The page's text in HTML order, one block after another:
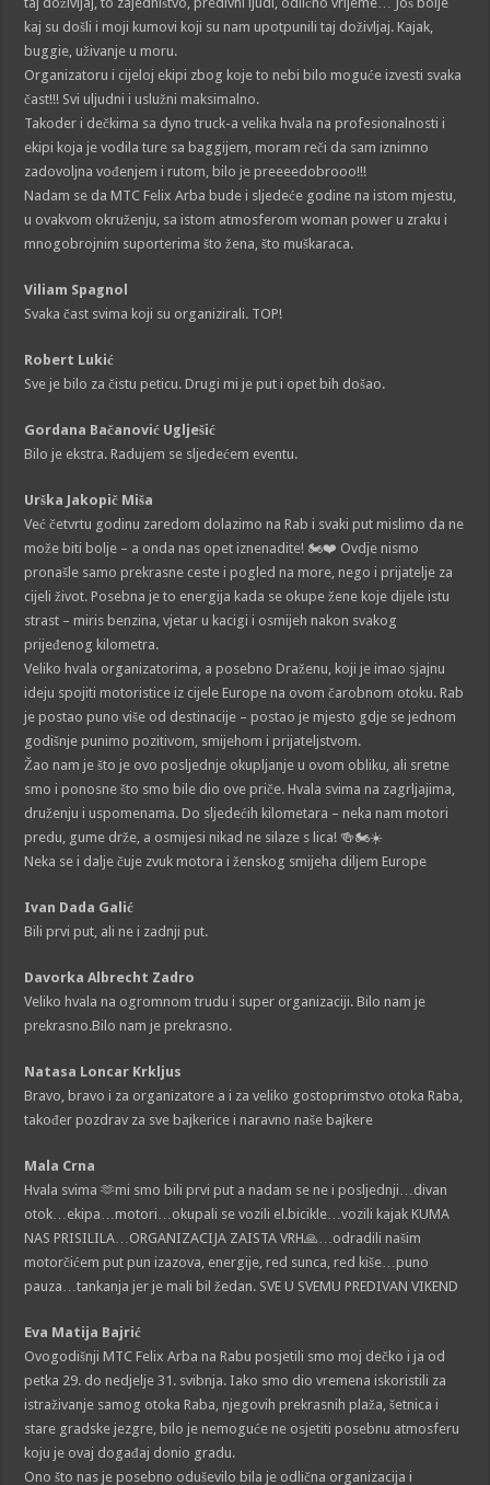
kaj su došli i moji kumovi koji su nam upotpunili taj doživljaj. Kajak,
buggie, uživanje u moru.
Organizatoru i cijeloj ekipi zbog koje to nebi bilo moguće izvesti svaka
čast!!! Svi uljudni i uslužni maksimalno.
Takoder i dečkima sa dyno truck-a velika hvala na profesionalnosti i
ekipi koja je vodila ture sa baggijem, moram reči da sam iznimno
zadovoljna vođenjem i rutom, bilo je preeeedobrooo!!!
Nadam se da MTC Felix Arba bude i sljedeće godine na istom mjestu,
u ovakvom okruženju, sa istom atmosferom woman power u zraku i
mnogobrojnim suporterima što žena, što muškaraca.
Viliam Spagnol
Svaka čast svima koji su organizirali. TOP!
Robert Lukić
Sve je bilo za čistu peticu. Drugi mi je put i opet bih došao.
Gordana Bačanović Uglješić
Bilo je ekstra. Radujem se sljedećem eventu.
Urška Jakopič Miša
Već četvrtu godinu zaredom dolazimo na Rab i svaki put mislimo da ne
može biti bolje – a onda nas opet iznenadite! 🏍️❤️ Ovdje nismo
pronašle samo prekrasne ceste i pogled na more, nego i prijatelje za
cijeli život. Posebna je to energija kada se okupe žene koje dijele istu
strast – miris benzina, vjetar u kacigi i osmijeh nakon svakog
prijeđenog kilometra.
Veliko hvala organizatorima, a posebno Draženu, koji je imao sjajnu
ideju spojiti motoristice iz cijele Europe na ovom čarobnom otoku. Rab
je postao puno više od destinacije – postao je mjesto gdje se jednom
godišnje punimo pozitivom, smijehom i prijateljstvom.
Žao nam je što je ovo posljednje okupljanje u ovom obliku, ali sretne
smo i ponosne što smo bile dio ove priče. Hvala svima na zagrljajima,
druženju i uspomenama. Do sljedećih kilometara – neka nam motori
predu, gume drže, a osmijesi nikad ne silaze s lica! 🍻🏍️☀️
Neka se i dalje čuje zvuk motora i ženskog smijeha diljem Europe
Ivan Dada Galić
Bili prvi put, ali ne i zadnji put.
Davorka Albrecht Zadro
Veliko hvala na ogromnom trudu i super organizaciji. Bilo nam je
prekrasno.Bilo nam je prekrasno.
Natasa Loncar Krkljus
Bravo, bravo i za organizatore a i za veliko gostoprimstvo otoka Raba,
također pozdrav za sve bajkerice i naravno naše bajkere
Mala Crna
Hvala svima 🫶mi smo bili prvi put a nadam se ne i posljednji…divan
otok…ekipa…motori…okupali se vozili el.bicikle…vozili kajak KUMA
NAS PRISILILA…ORGANIZACIJA ZAISTA VRH🙏…odradili našim
motorčićem put pun izazova, energije, red sunca, red kiše…puno
pauza…tankanja jer je mali bil žedan. SVE U SVEMU PREDIVAN VIKEND
Eva Matija Bajrić
Ovogodišnji MTC Felix Arba na Rabu posjetili smo moj dečko i ja od
petka 29. do nedjelje 31. svibnja. Iako smo dio vremena iskoristili za
istraživanje samog otoka Raba, njegovih prekrasnih plaža, šetnica i
stare gradske jezgre, bilo je nemoguće ne osjetiti posebnu atmosferu
koju je ovaj događaj donio gradu.
Ono što nas je posebno oduševilo bila je odlična organizacija i